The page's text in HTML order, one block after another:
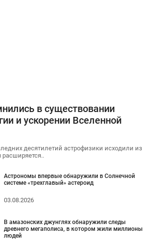
в существовании
и ускорении Вселенной
десятилетий астрофизики исходили из
расширяется..
Астрономы впервые обнаружили в Солнечной
системе «трехглавый» астероид
03.08.2026
В амазонских джунглях обнаружили следы
древнего мегаполиса, в котором жили миллионы
людей